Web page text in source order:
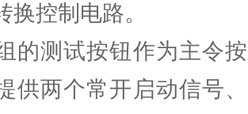
换控制电路。
的测试按钮作为主令
供两个常开启动信号